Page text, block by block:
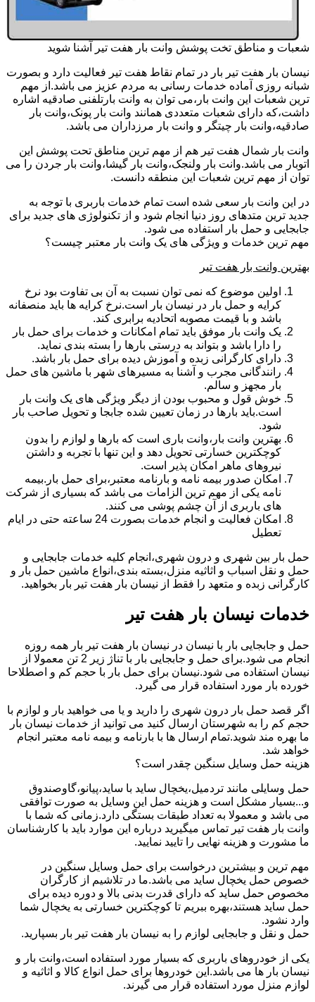
شعبات و مناطق تخت پوشش وانت بار هفت تیر آشنا شوید
نیسان بار هفت تیر بار در تمام نقاط هفت تیر فعالیت دارد و بصورت
شبانه روزی آماده خدمات رسانی به مردم عزیز می باشد.از مهم
ترین شعبات این وانت بار،می توان به وانت بارتلفنی صادقیه اشاره
داشت،که دارای شعبات متعددی همانند وانت بار پونک،وانت بار
صادقیه،وانت بار چیتگر و وانت بار مرزداران می باشد.
وانت بار شمال هفت تیر هم از مهم ترین مناطق تحت پوشش این
اتوبار می باشد.وانت بار ولنجک،وانت بار گیشا،وانت بار جردن را می
توان از مهم ترین شعبات این منطقه دانست.
در این وانت بار سعی شده است تمام خدمات باربری با توجه به
جدید ترین متدهای روز دنیا انجام شود و از تکنولوژی های جدید برای
جابجایی و حمل بار استفاده می شود.
مهم ترین خدمات و ویژگی های یک وانت بار معتبر چیست؟
بهترین وانت بار هفت تیر
اولین موضوع که نمی توان نسبت به آن بی تفاوت بود نرخ
کرایه و حمل بار در نیسان بار است.نرخ کرایه ها باید منصفانه
باشد و با قیمت مصوبه اتحادیه برابری کند.
یک وانت بار موفق باید تمام امکانات و خدمات برای حمل بار
را دارا باشد و بتواند به درستی بارها را بسته بندی نماید.
دارای کارگرانی زبده و آموزش دیده برای حمل بار باشد.
رانندگانی مجرب و آشنا به مسیرهای شهر با ماشین های حمل
بار مجهز و سالم.
خوش قول و محبوب بودن از دیگر ویژگی های یک وانت بار
است.باید بارها در زمان تعیین شده جابجا و تحویل صاحب بار
شود.
بهترین وانت بار،وانت باری است که بارها و لوازم را بدون
کوچکترین خسارتی تحویل دهد و این تنها با تجربه و داشتن
نیروهای ماهر امکان پذیر است.
امکان صدور بیمه نامه و بارنامه معتبر،برای حمل بار.بیمه
نامه یکی از مهم ترین الزامات می باشد که بسیاری از شرکت
های باربری از آن چشم پوشی می کنند.
امکان فعالیت و انجام خدمات بصورت 24 ساعته حتی در ایام
تعطیل
حمل بار بین شهری و درون شهری،انجام کلیه خدمات جابجایی و
حمل و نقل اسباب و اثاثیه منزل،بسته بندی،انواع ماشین حمل بار و
کارگرانی زبده و متعهد را فقط از نیسان بار هفت تیر بار بخواهید.
خدمات نیسان بار هفت تیر
حمل و جابجایی بار با نیسان در نیسان بار هفت تیر بار همه روزه
انجام می شود.برای حمل و جابجایی بار با تناژ زیر 2 تن معمولا از
نیسان استفاده می شود.نیسان برای حمل بار با حجم کم و اصطلاحا
خورده بار مورد استفاده قرار می گیرد.
اگر قصد حمل بار درون شهری را دارید و یا می خواهید بار و لوازم با
حجم کم را به شهرستان ارسال کنید می توانید از خدمات نیسان بار
ما بهره مند شوید.تمام ارسال ها با بارنامه و بیمه نامه معتبر انجام
خواهد شد.
هزینه حمل وسایل سنگین چقدر است؟
حمل وسایلی مانند تردمیل،یخچال ساید با ساید،پیانو،گاوصندوق
و...بسیار مشکل است و هزینه حمل این وسایل به صورت توافقی
می باشد و معمولا به تعداد طبقات بستگی دارد.زمانی که شما با
وانت بار هفت تیر تماس میگیرید درباره این موارد باید با کارشناسان
ما مشورت و هزینه نهایی را تایید نمایید.
مهم ترین و بیشترین درخواست برای حمل وسایل سنگین در
خصوص حمل یخچال ساید می باشد.ما در تلاشیم از کارگران
مخصوص حمل ساید که دارای قدرت بدنی بالا و دوره دیده برای
حمل ساید هستند،بهره ببریم تا کوچکترین خسارتی به یخچال شما
وارد نشود.
حمل و نقل و جابجایی لوازم را به نیسان بار هفت تیر بار بسپارید.
یکی از خودروهای باربری که بسیار مورد استفاده است،وانت بار و
نیسان بار ها می باشد.این خودروها برای حمل انواع کالا و اثاثیه و
لوازم منزل مورد استفاده قرار می گیرند.